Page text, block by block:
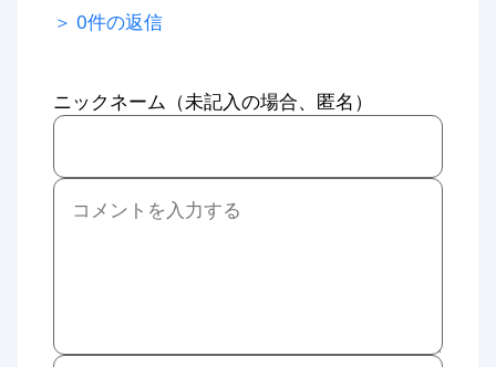
＞ 0件の返信
ニックネーム（未記入の場合、匿名）